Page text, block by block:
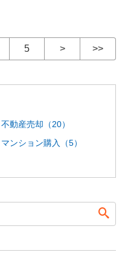
5 > >>
不動産売却（20）
マンション購入（5）